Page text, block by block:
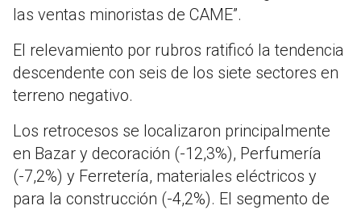
las ventas minoristas de CAME”.
El relevamiento por rubros ratificó la tendencia
descendente con seis de los siete sectores en
terreno negativo.
Los retrocesos se localizaron principalmente
en Bazar y decoración (-12,3%), Perfumería
(-7,2%) y Ferretería, materiales eléctricos y
para la construcción (-4,2%). El segmento de